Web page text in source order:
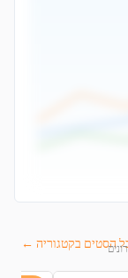
האחרוניםהסטים בקטגוריה ←